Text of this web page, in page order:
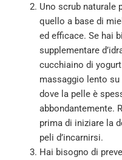
Uno scrub naturale
quello a base di
ed efficace. Se hai
supplementare
cucchiaino di
massaggio lento
dove la pelle è
abbondantemente.
prima di iniziare la
peli d’incarnirsi.
Hai bisogno di